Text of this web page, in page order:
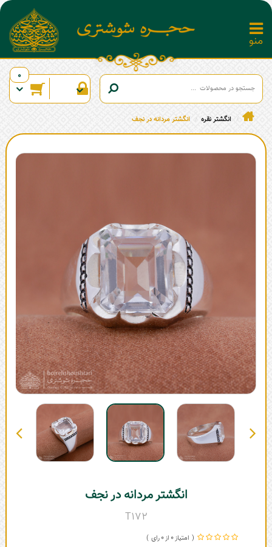
0
انگشتر نقره انگشتر مردانه در نجف
انگشتر مردانه در نجف
T172
0
0